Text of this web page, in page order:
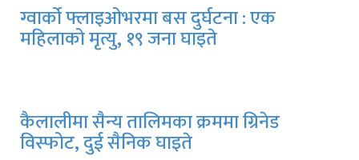
ग्वार्को फ्लाइओभरमा बस दुर्घटना : एक
महिलाको मृत्यु, १९ जना घाइते
कैलालीमा सैन्य तालिमका क्रममा ग्रिनेड
विस्फोट, दुई सैनिक घाइते